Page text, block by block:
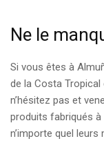
Ne le
Si vous êtes à
de la Costa Tropical
n’hésitez pas et
produits fabriqués à
n’importe quel